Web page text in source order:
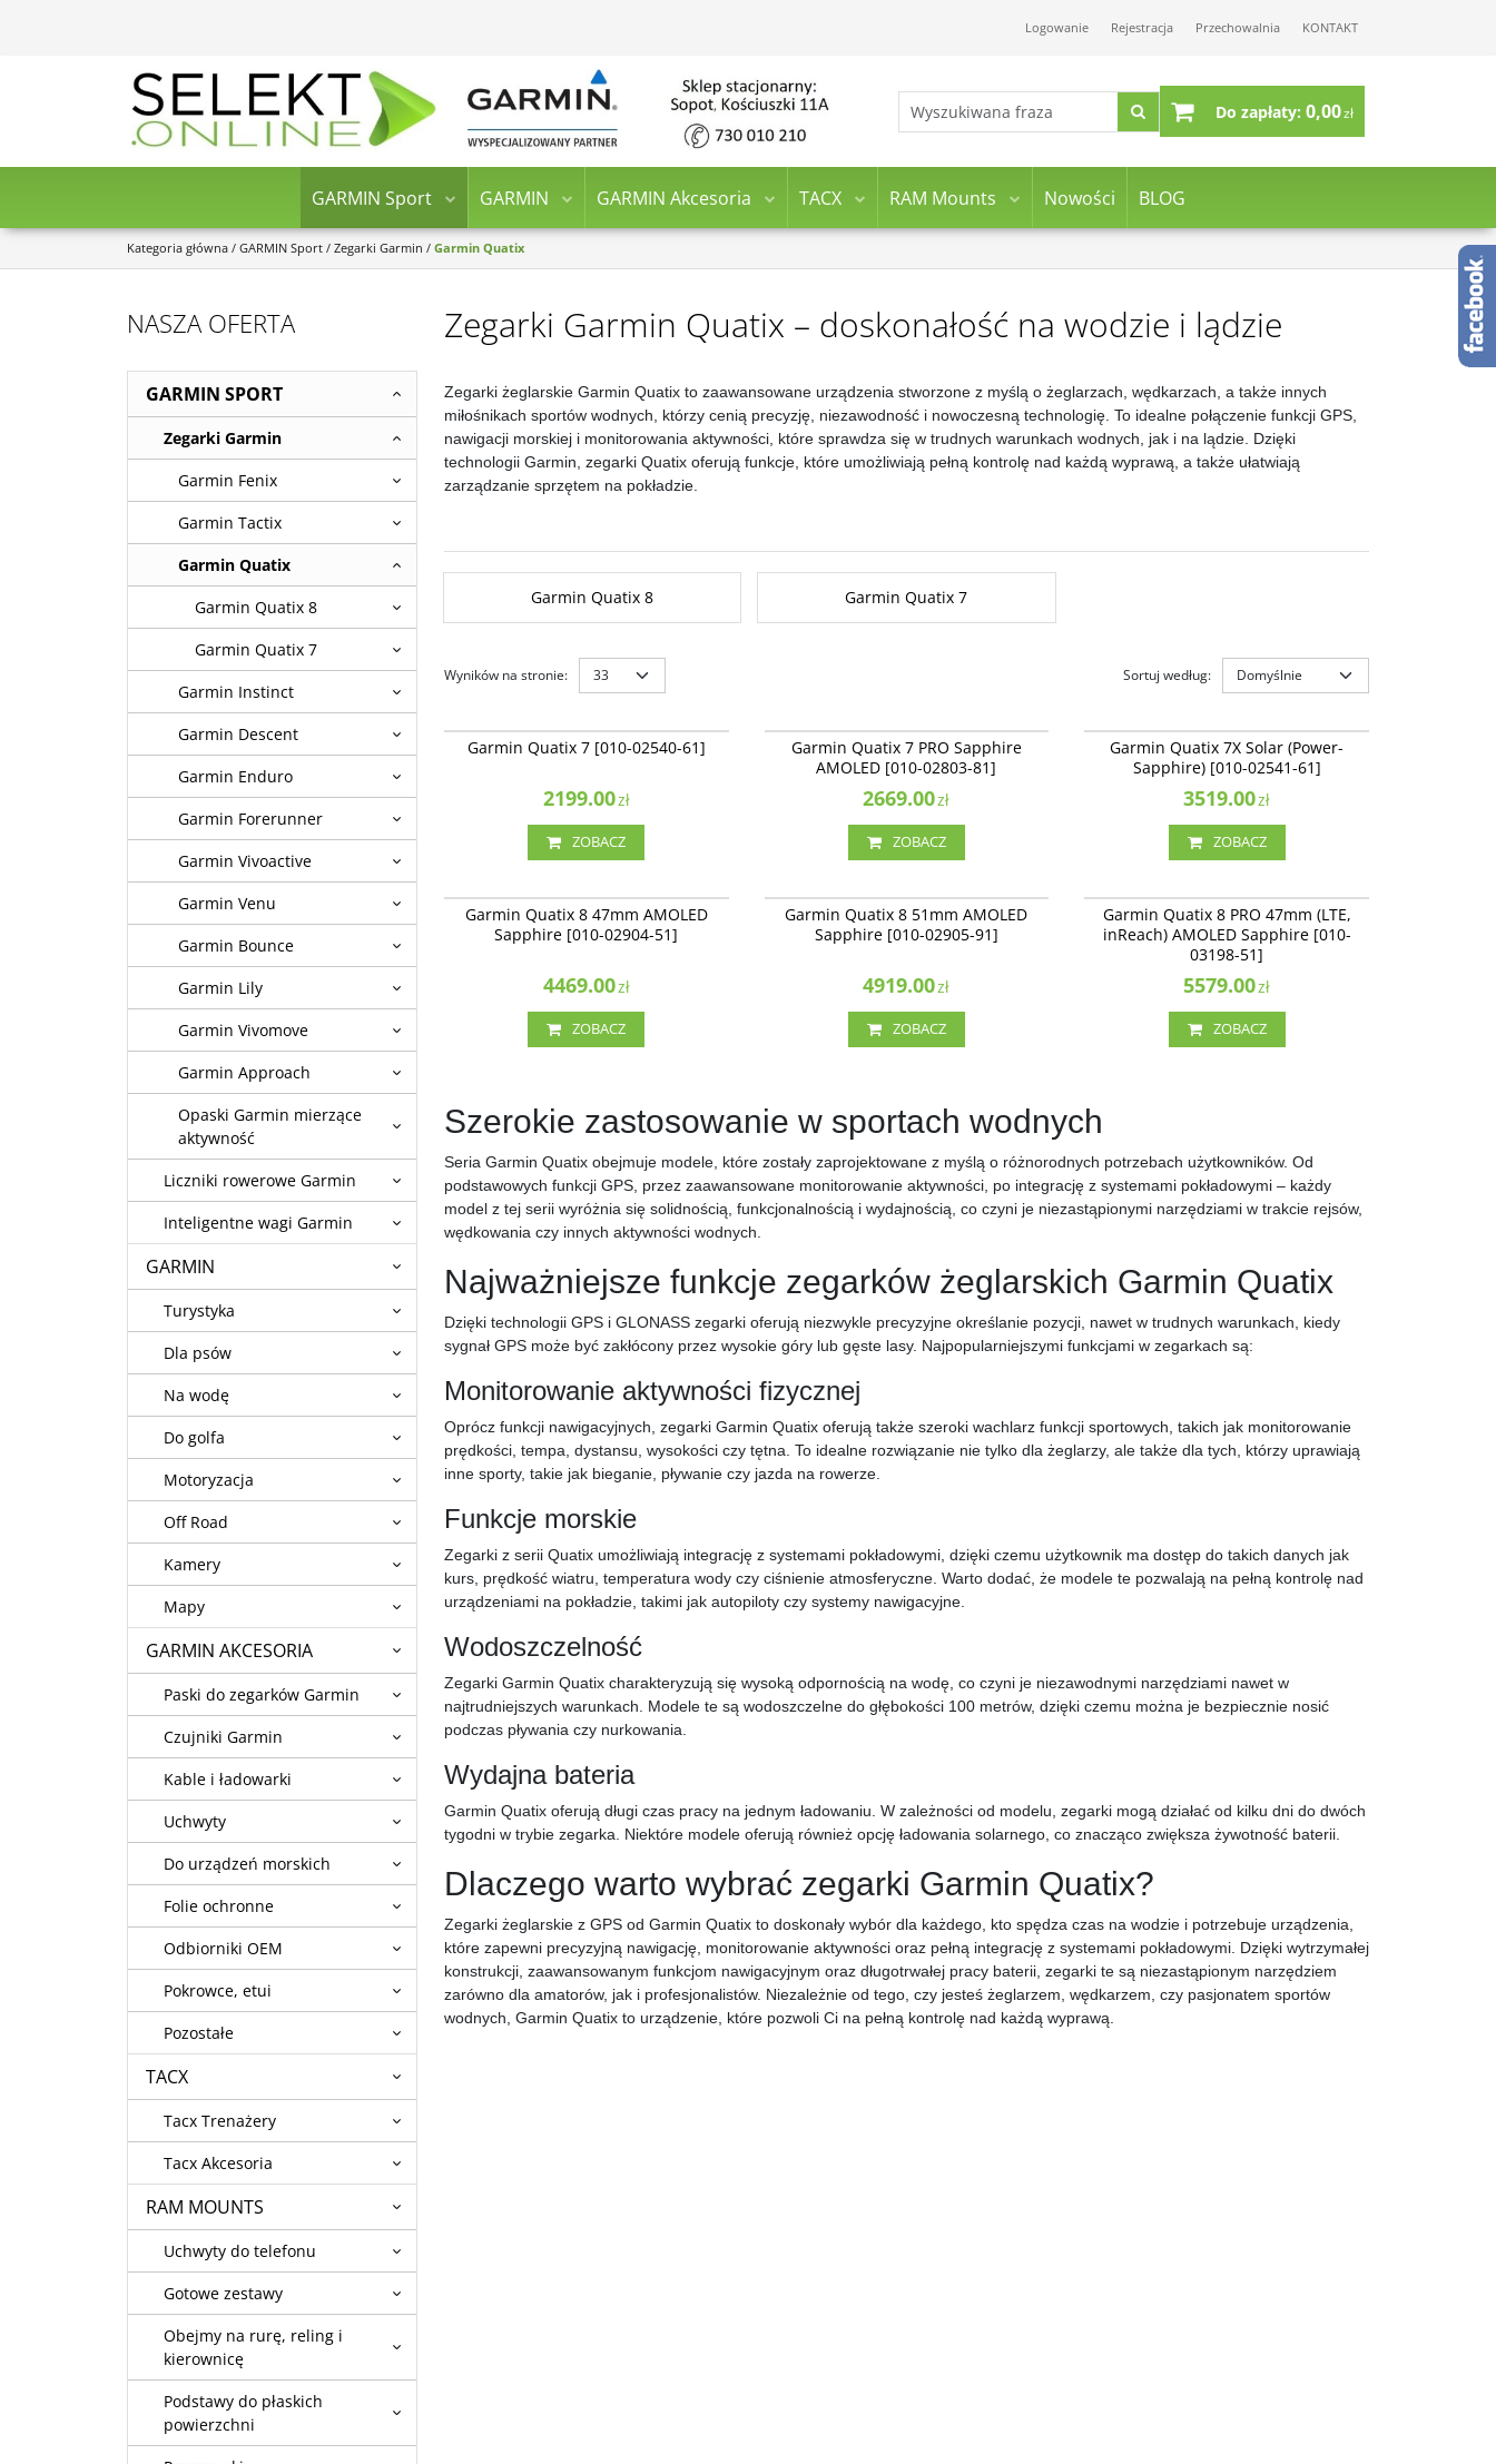
Logowanie Rejestracja Przechowalnia KONTAKT
Do zapłaty: 0,00zł
GARMIN Sport GARMIN GARMIN Akcesoria TACX RAM Mounts Nowości BLOG
Kategoria główna / GARMIN Sport / Zegarki Garmin / Garmin Quatix
Zegarki Garmin Quatix – doskonałość na wodzie i lądzie
Zegarki żeglarskie Garmin Quatix to zaawansowane urządzenia stworzone z myślą o żeglarzach, wędkarzach, a także innych
miłośnikach sportów wodnych, którzy cenią precyzję, niezawodność i nowoczesną technologię. To idealne połączenie funkcji GPS,
nawigacji morskiej i monitorowania aktywności, które sprawdza się w trudnych warunkach wodnych, jak i na lądzie. Dzięki
technologii Garmin, zegarki Quatix oferują funkcje, które umożliwiają pełną kontrolę nad każdą wyprawą, a także ułatwiają
zarządzanie sprzętem na pokładzie.
Garmin Quatix 8 Garmin Quatix 7
Wyników na stronie: Sortuj według:
Garmin Quatix 7 [010-02540-61]
Garmin Quatix 7 [010-02540-61]
2199.00zł
ZOBACZ
Garmin Quatix 7 PRO Sapphire AMOLED [010-
02803-81]
Dostępność: Zakończono produkcję. Produkt
Garmin Quatix 7 PRO Sapphire
AMOLED [010-02803-81]
2669.00zł
ZOBACZ
Garmin Quatix 7X Solar (Power-Sapphire)
[010-02541-61]
Garmin Quatix 7X Solar (Power-
Sapphire) [010-02541-61]
3519.00zł
ZOBACZ
NOWOŚĆ NAJLEPSZE
Garmin Quatix 8 47mm AMOLED Sapphire
[010-02904-51]
Garmin Quatix 8 47mm AMOLED
Sapphire [010-02904-51]
4469.00zł
ZOBACZ
NOWOŚĆ NAJLEPSZE
Garmin Quatix 8 51mm AMOLED Sapphire
[010-02905-91]
Garmin Quatix 8 51mm AMOLED
Sapphire [010-02905-91]
4919.00zł
ZOBACZ
NOWOŚĆ NAJLEPSZE
Garmin Quatix 8 PRO 47mm (LTE, inReach)
AMOLED Sapphire [010-03198-51]
Garmin Quatix 8 PRO 47mm (LTE,
inReach) AMOLED Sapphire [010-
03198-51]
5579.00zł
ZOBACZ
Szerokie zastosowanie w sportach wodnych
Seria Garmin Quatix obejmuje modele, które zostały zaprojektowane z myślą o różnorodnych potrzebach użytkowników. Od
podstawowych funkcji GPS, przez zaawansowane monitorowanie aktywności, po integrację z systemami pokładowymi – każdy
model z tej serii wyróżnia się solidnością, funkcjonalnością i wydajnością, co czyni je niezastąpionymi narzędziami w trakcie rejsów,
wędkowania czy innych aktywności wodnych.
Najważniejsze funkcje zegarków żeglarskich Garmin Quatix
Dzięki technologii GPS i GLONASS zegarki oferują niezwykle precyzyjne określanie pozycji, nawet w trudnych warunkach, kiedy
sygnał GPS może być zakłócony przez wysokie góry lub gęste lasy. Najpopularniejszymi funkcjami w zegarkach są:
Monitorowanie aktywności fizycznej
Oprócz funkcji nawigacyjnych, zegarki Garmin Quatix oferują także szeroki wachlarz funkcji sportowych, takich jak monitorowanie
prędkości, tempa, dystansu, wysokości czy tętna. To idealne rozwiązanie nie tylko dla żeglarzy, ale także dla tych, którzy uprawiają
inne sporty, takie jak bieganie, pływanie czy jazda na rowerze.
Funkcje morskie
Zegarki z serii Quatix umożliwiają integrację z systemami pokładowymi, dzięki czemu użytkownik ma dostęp do takich danych jak
kurs, prędkość wiatru, temperatura wody czy ciśnienie atmosferyczne. Warto dodać, że modele te pozwalają na pełną kontrolę nad
urządzeniami na pokładzie, takimi jak autopiloty czy systemy nawigacyjne.
Wodoszczelność
Zegarki Garmin Quatix charakteryzują się wysoką odpornością na wodę, co czyni je niezawodnymi narzędziami nawet w
najtrudniejszych warunkach. Modele te są wodoszczelne do głębokości 100 metrów, dzięki czemu można je bezpiecznie nosić
podczas pływania czy nurkowania.
Wydajna bateria
Garmin Quatix oferują długi czas pracy na jednym ładowaniu. W zależności od modelu, zegarki mogą działać od kilku dni do dwóch
tygodni w trybie zegarka. Niektóre modele oferują również opcję ładowania solarnego, co znacząco zwiększa żywotność baterii.
Dlaczego warto wybrać zegarki Garmin Quatix?
Zegarki żeglarskie z GPS od Garmin Quatix to doskonały wybór dla każdego, kto spędza czas na wodzie i potrzebuje urządzenia,
które zapewni precyzyjną nawigację, monitorowanie aktywności oraz pełną integrację z systemami pokładowymi. Dzięki wytrzymałej
konstrukcji, zaawansowanym funkcjom nawigacyjnym oraz długotrwałej pracy baterii, zegarki te są niezastąpionym narzędziem
zarówno dla amatorów, jak i profesjonalistów. Niezależnie od tego, czy jesteś żeglarzem, wędkarzem, czy pasjonatem sportów
wodnych, Garmin Quatix to urządzenie, które pozwoli Ci na pełną kontrolę nad każdą wyprawą.
NASZA OFERTA
GARMIN SPORT
Zegarki Garmin
Garmin Fenix
Garmin Tactix
Garmin Quatix
Garmin Quatix 8
Garmin Quatix 7
Garmin Instinct
Garmin Descent
Garmin Enduro
Garmin Forerunner
Garmin Vivoactive
Garmin Venu
Garmin Bounce
Garmin Lily
Garmin Vivomove
Garmin Approach
Opaski Garmin mierzące
aktywność
Liczniki rowerowe Garmin
Inteligentne wagi Garmin
GARMIN
Turystyka
Dla psów
Na wodę
Do golfa
Motoryzacja
Off Road
Kamery
Mapy
GARMIN AKCESORIA
Paski do zegarków Garmin
Czujniki Garmin
Kable i ładowarki
Uchwyty
Do urządzeń morskich
Folie ochronne
Odbiorniki OEM
Pokrowce, etui
Pozostałe
TACX
Tacx Trenażery
Tacx Akcesoria
RAM MOUNTS
Uchwyty do telefonu
Gotowe zestawy
Obejmy na rurę, reling i
kierownicę
Podstawy do płaskich
powierzchni